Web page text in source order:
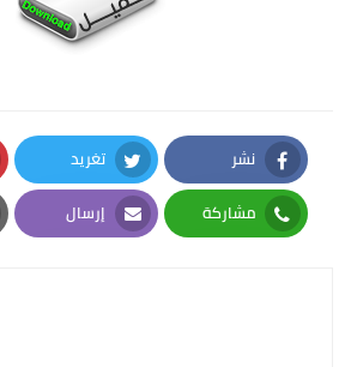
نشر
Facebook
تغريد
Twitter
مشاركة
Whatsapp
إرسال
Email